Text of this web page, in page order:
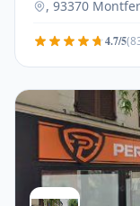
, 93370
4.7/5